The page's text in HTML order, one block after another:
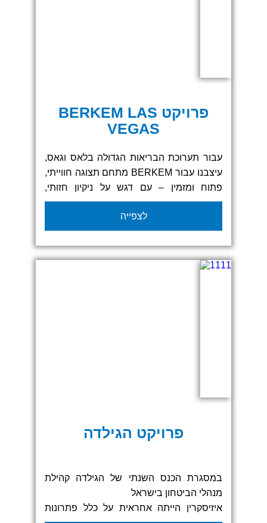
פרויקט BERKEM LAS
VEGAS
עבור תערוכת הבריאות הגדולה בלאס וגאס,
עיצבנו עבור BERKEM מתחם תצוגה חווייתי,
פתוח ומזמין – עם דגש על ניקיון חזותי,
צבעוניות מדויקת ומסרים ברורים.
הביתן כלל קירות תוכן בהדפסה אישית,
מערכת שילוט היקפית, גרפיקה תלת־ממדית
ועיצוב גרפי מוקפד שיצר מראה חדשני לצד
תחושת טבע וניקיון – בדיוק כפי שמסמלת
לצפייה
פרויקט הגילדה
במסגרת הכנס השנתי של הגילדה קהילת
מנהלי הביטחון בישראל
איזיסקרין הייתה אחראית על כלל פתרונות